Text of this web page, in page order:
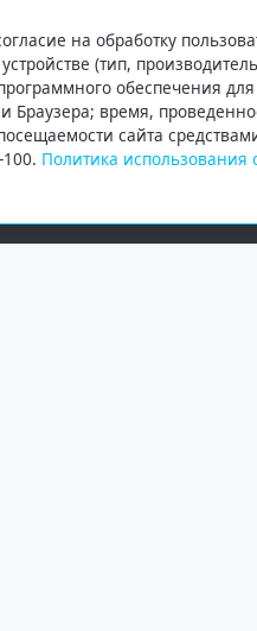
на обработку
(тип,
обеспечения
время,
сайта
Политика использования